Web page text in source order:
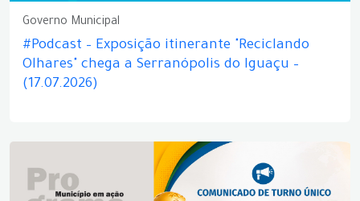
Governo Municipal
#Podcast – Exposição itinerante "Reciclando
Olhares" chega a Serranópolis do Iguaçu –
(17.07.2026)